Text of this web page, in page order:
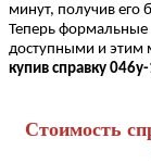
минут, получив его
Теперь формальные
доступными и этим
купив справку 046у-
Стоимость